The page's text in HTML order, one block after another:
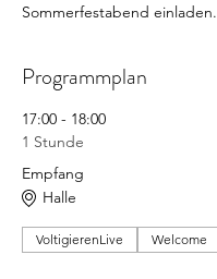
Sommerfestabend einladen.
Programmplan
17:00 - 18:00
1 Stunde
Empfang
Halle
VoltigierenLive Welcome